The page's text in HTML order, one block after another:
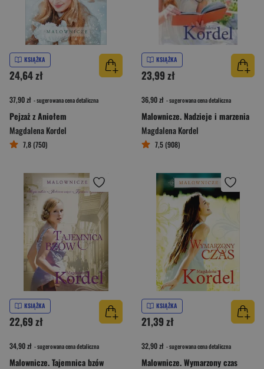
KSIĄŻKA
24,64 zł
37,90 zł - sugerowana cena detaliczna
Pejzaż z Aniołem
Magdalena Kordel
7,8 (750)
KSIĄŻKA
23,99 zł
36,90 zł - sugerowana cena detaliczna
Malownicze. Nadzieje i marzenia
Magdalena Kordel
7,5 (908)
KSIĄŻKA
22,69 zł
34,90 zł - sugerowana cena detaliczna
Malownicze. Tajemnica bzów
KSIĄŻKA
21,39 zł
32,90 zł - sugerowana cena detaliczna
Malownicze. Wymarzony czas